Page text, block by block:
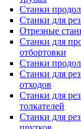
Станки
Станки для
Отрезные
Станки для
отбортовки
Станки
Станки для
отходов
Станки для
толкателей
Станки для